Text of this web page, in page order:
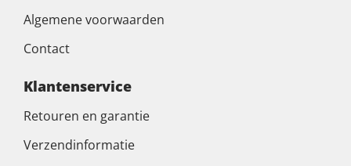
Algemene voorwaarden
Contact
Klantenservice
Retouren en garantie
Verzendinformatie